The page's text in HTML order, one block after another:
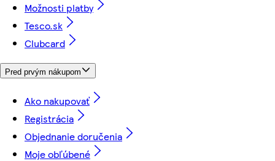
Možnosti platby
Tesco.sk
Clubcard
Pred prvým nákupom
Ako nakupovať
Registrácia
Objednanie doručenia
Moje obľúbené